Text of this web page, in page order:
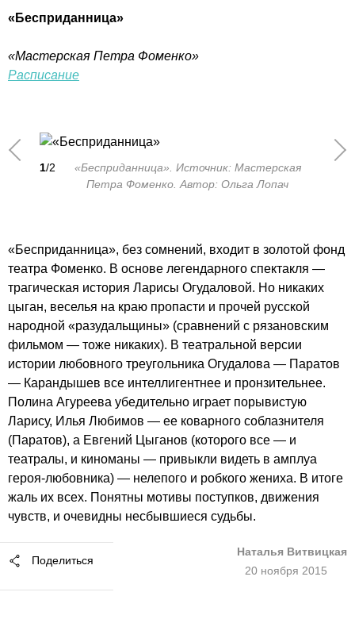
«Бесприданница»
«Мастерская Петра Фоменко»
Расписание
1/2
«Бесприданница». Источник: Мастерская
Петра Фоменко. Автор: Ольга Лопач
«Бесприданница», без сомнений, входит в золотой фонд
театра Фоменко. В основе легендарного спектакля —
трагическая история Ларисы Огудаловой. Но никаких
цыган, веселья на краю пропасти и прочей русской
народной «разудальщины» (сравнений с рязановским
фильмом — тоже никаких). В театральной версии
истории любовного треугольника Огудалова — Паратов
— Карандышев все интеллигентнее и пронзительнее.
Полина Агуреева убедительно играет порывистую
Ларису, Илья Любимов — ее коварного соблазнителя
(Паратов), а Евгений Цыганов (которого все — и
театралы, и киноманы — привыкли видеть в амплуа
героя-любовника) — нелепого и робкого жениха. В итоге
жаль их всех. Понятны мотивы поступков, движения
чувств, и очевидны несбывшиеся судьбы.
Поделиться
Наталья Витвицкая
20 ноября 2015